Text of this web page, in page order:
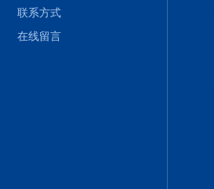
联系方式
在线留言